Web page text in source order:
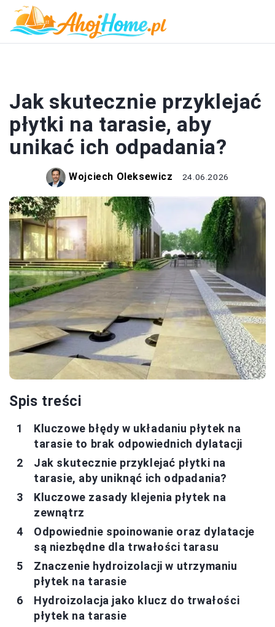
Jak skutecznie przyklejać
płytki na tarasie, aby
unikać ich odpadania?
Wojciech Oleksewicz 24.06.2026
Spis treści
Kluczowe błędy w układaniu płytek na
tarasie to brak odpowiednich dylatacji
Jak skutecznie przyklejać płytki na
tarasie, aby uniknąć ich odpadania?
Kluczowe zasady klejenia płytek na
zewnątrz
Odpowiednie spoinowanie oraz dylatacje
są niezbędne dla trwałości tarasu
Znaczenie hydroizolacji w utrzymaniu
płytek na tarasie
Hydroizolacja jako klucz do trwałości
płytek na tarasie